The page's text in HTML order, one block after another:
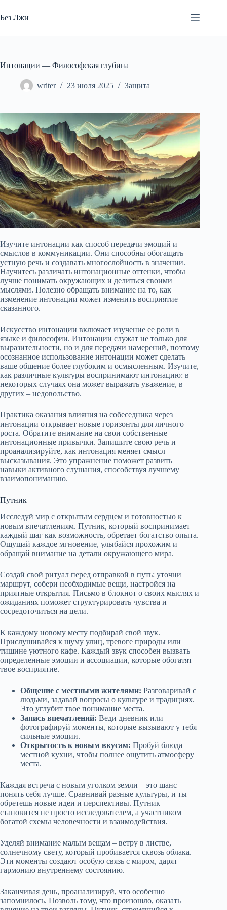
к
сути
Без Лжи
Интонации — Философская глубина
writer 23 июля 2025 Защита
Изучите интонации как способ передачи эмоций и
смыслов в коммуникации. Они способны обогащать
устную речь и создавать многослойность в значении.
Научитесь различать интонационные оттенки, чтобы
лучше понимать окружающих и делиться своими
мыслями. Полезно обращать внимание на то, как
изменение интонации может изменить восприятие
сказанного.
Искусство интонации включает изучение ее роли в
языке и философии. Интонации служат не только для
выразительности, но и для передачи намерений, поэтому
осознанное использование интонации может сделать
ваше общение более глубоким и осмысленным. Изучите,
как различные культуры воспринимают интонацию: в
некоторых случаях она может выражать уважение, в
других – недовольство.
Практика оказания влияния на собеседника через
интонации открывает новые горизонты для личного
роста. Обратите внимание на свои собственные
интонационные привычки. Запишите свою речь и
проанализируйте, как интонация меняет смысл
высказывания. Это упражнение поможет развить
навыки активного слушания, способствуя лучшему
взаимопониманию.
Путник
Исследуй мир с открытым сердцем и готовностью к
новым впечатлениям. Путник, который воспринимает
каждый шаг как возможность, обретает богатство опыта.
Ощущай каждое мгновение, улыбайся прохожим и
обращай внимание на детали окружающего мира.
Создай свой ритуал перед отправкой в путь: уточни
маршрут, собери необходимые вещи, настройся на
приятные открытия. Письмо в блокнот о своих мыслях и
ожиданиях поможет структурировать чувства и
сосредоточиться на цели.
К каждому новому месту подбирай свой звук.
Прислушивайся к шуму улиц, тревоге природы или
тишине уютного кафе. Каждый звук способен вызвать
определенные эмоции и ассоциации, которые обогатят
твое восприятие.
Общение с местными жителями: Разговаривай с
людьми, задавай вопросы о культуре и традициях.
Это углубит твое понимание места.
Запись впечатлений: Веди дневник или
фотографируй моменты, которые вызывают у тебя
сильные эмоции.
Открытость к новым вкусам: Пробуй блюда
местной кухни, чтобы полнее ощутить атмосферу
места.
Каждая встреча с новым уголком земли – это шанс
понять себя лучше. Сравнивай разные культуры, и ты
обретешь новые идеи и перспективы. Путник
становится не просто исследователем, а участником
богатой схемы человечности и взаимодействия.
Уделяй внимание малым вещам – ветру в листве,
солнечному свету, который пробивается сквозь облака.
Эти моменты создают особую связь с миром, дарят
гармонию внутреннему состоянию.
Заканчивая день, проанализируй, что особенно
запомнилось. Позволь тому, что произошло, оказать